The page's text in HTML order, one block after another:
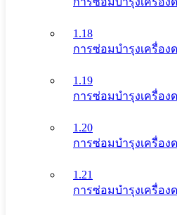
1.18
การซ่อมบำรุงเครื่อง
1.19
การซ่อมบำรุงเครื่อง
1.20
การซ่อมบำรุงเครื่อง
1.21
การซ่อมบำรุงเครื่อง